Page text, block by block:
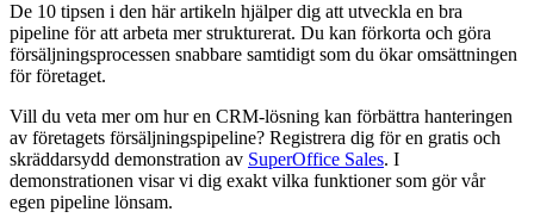
De 10 tipsen i den här artikeln hjälper dig att utveckla en bra
pipeline för att arbeta mer strukturerat. Du kan förkorta och göra
försäljningsprocessen snabbare samtidigt som du ökar omsättningen
för företaget.
Vill du veta mer om hur en CRM-lösning kan förbättra hanteringen
av företagets försäljningspipeline? Registrera dig för en gratis och
skräddarsydd demonstration av SuperOffice Sales. I
demonstrationen visar vi dig exakt vilka funktioner som gör vår
egen pipeline lönsam.